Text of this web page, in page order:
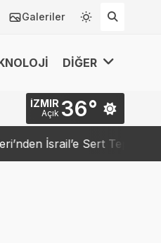
Galeriler
DİĞER
İZMIR
Açık 36°
Sert Tepki: “Barış İradesi